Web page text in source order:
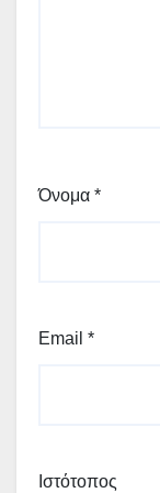
Όνομα *
Email *
Ιστότοπος